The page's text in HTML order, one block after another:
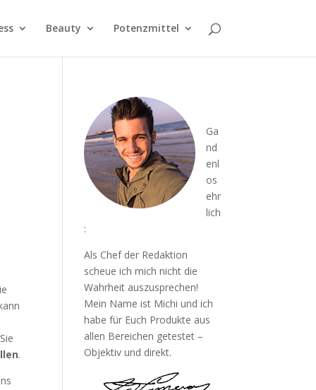
Beauty Potenzmittel
.
Ga
nd
enl
os
ehr
lich
:
Als Chef der Redaktion
scheue ich mich nicht die
Wahrheit auszusprechen!
Mein Name ist Michi und ich
habe für Euch Produkte aus
allen Bereichen getestet –
Objektiv und direkt.